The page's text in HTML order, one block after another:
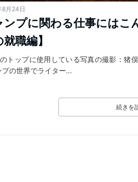
月24日
ンプに関わる仕事にはこ
職編】
トップに使用している写真の撮影：猪
プの世界でライター…
続きを